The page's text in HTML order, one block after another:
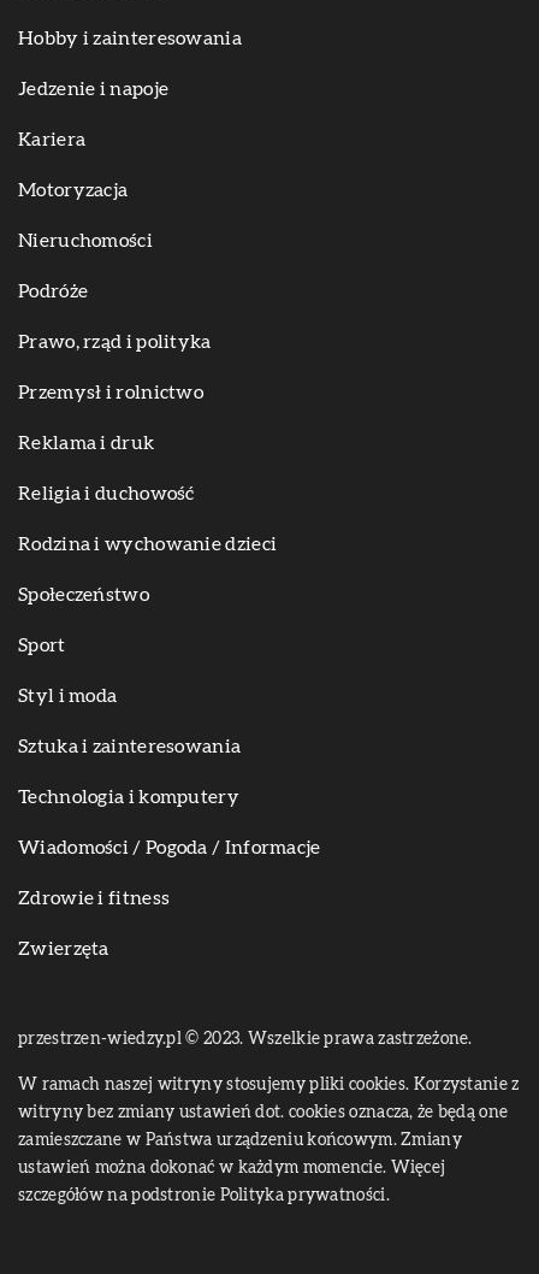
Hobby i zainteresowania
Jedzenie i napoje
Kariera
Motoryzacja
Nieruchomości
Podróże
Prawo, rząd i polityka
Przemysł i rolnictwo
Reklama i druk
Religia i duchowość
Rodzina i wychowanie dzieci
Społeczeństwo
Sport
Styl i moda
Sztuka i zainteresowania
Technologia i komputery
Wiadomości / Pogoda / Informacje
Zdrowie i fitness
Zwierzęta
przestrzen-wiedzy.pl © 2023. Wszelkie prawa zastrzeżone.
W ramach naszej witryny stosujemy pliki cookies. Korzystanie z
witryny bez zmiany ustawień dot. cookies oznacza, że będą one
zamieszczane w Państwa urządzeniu końcowym. Zmiany
ustawień można dokonać w każdym momencie. Więcej
szczegółów na podstronie Polityka prywatności.